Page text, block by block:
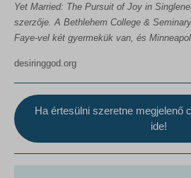
Yet Married: The Pursuit of Joy in
szerzője. A Bethlehem College &
Faye-vel két gyermekük van, és
desiringgod.org
Ha értesülni szeretne megjelenő
ide!